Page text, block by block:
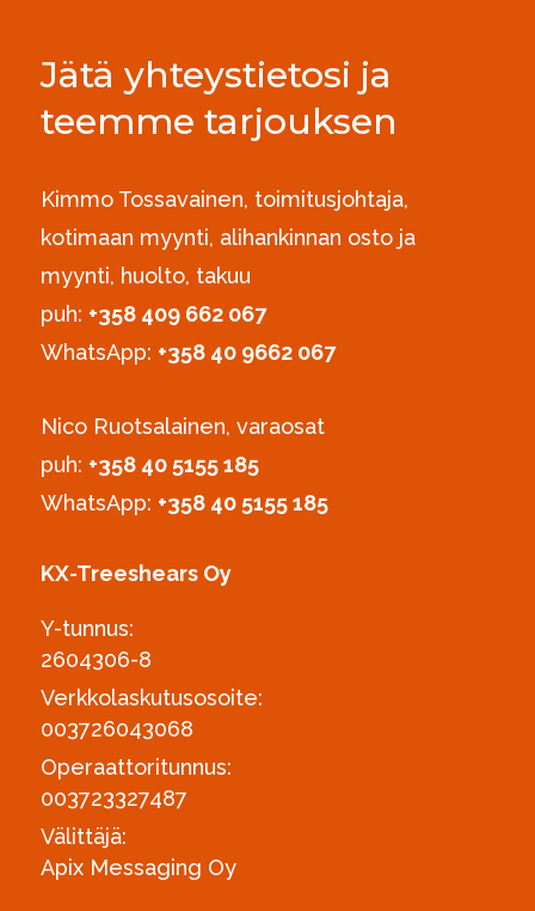
Jätä yhteystietosi ja
teemme tarjouksen
Kimmo Tossavainen, toimitusjohtaja,
kotimaan myynti, alihankinnan osto ja
myynti, huolto, takuu
puh: +358 409 662 067
WhatsApp: +358 40 9662 067
Nico Ruotsalainen, varaosat
puh: ‪+358 40 5155 185‬
WhatsApp: +358 40 5155 185
KX-Treeshears Oy
Y-tunnus:
2604306-8
Verkkolaskutusosoite:
003726043068
Operaattoritunnus:
003723327487
Välittäjä:
Apix Messaging Oy